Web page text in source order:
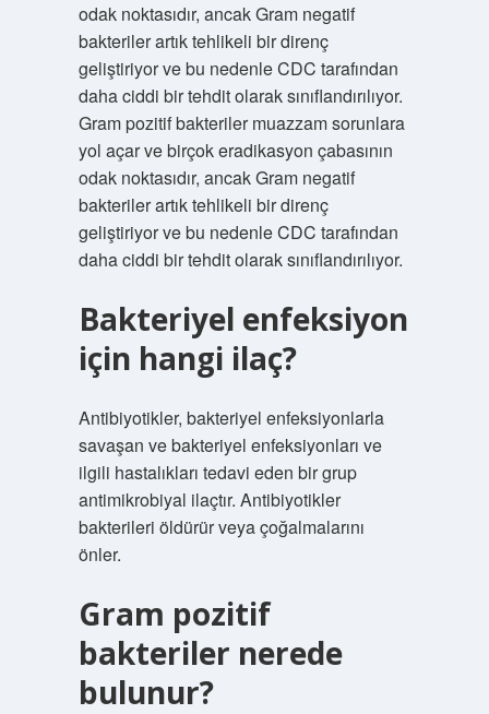
odak noktasıdır, ancak Gram negatif
bakteriler artık tehlikeli bir direnç
geliştiriyor ve bu nedenle CDC tarafından
daha ciddi bir tehdit olarak sınıflandırılıyor.
Gram pozitif bakteriler muazzam sorunlara
yol açar ve birçok eradikasyon çabasının
odak noktasıdır, ancak Gram negatif
bakteriler artık tehlikeli bir direnç
geliştiriyor ve bu nedenle CDC tarafından
daha ciddi bir tehdit olarak sınıflandırılıyor.
Bakteriyel enfeksiyon
için hangi ilaç?
Antibiyotikler, bakteriyel enfeksiyonlarla
savaşan ve bakteriyel enfeksiyonları ve
ilgili hastalıkları tedavi eden bir grup
antimikrobiyal ilaçtır. Antibiyotikler
bakterileri öldürür veya çoğalmalarını
önler.
Gram pozitif
bakteriler nerede
bulunur?